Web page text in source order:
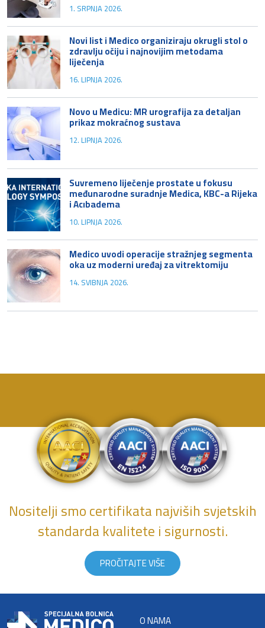
1. SRPNJA 2026.
Novi list i Medico organiziraju okrugli stol o
zdravlju očiju i najnovijim metodama
liječenja
16. LIPNJA 2026.
Novo u Medicu: MR urografija za detaljan
prikaz mokraćnog sustava
12. LIPNJA 2026.
Suvremeno liječenje prostate u fokusu
međunarodne suradnje Medica, KBC-a Rijeka
i Acıbadema
10. LIPNJA 2026.
Medico uvodi operacije stražnjeg segmenta
oka uz moderni uređaj za vitrektomiju
14. SVIBNJA 2026.
Nositelji smo certifikata najviših svjetskih
standarda kvalitete i sigurnosti.
PROČITAJTE VIŠE
O NAMA